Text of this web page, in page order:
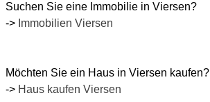
Suchen Sie eine Immobilie in Viersen?
-> Immobilien Viersen
Möchten Sie ein Haus in Viersen kaufen?
-> Haus kaufen Viersen